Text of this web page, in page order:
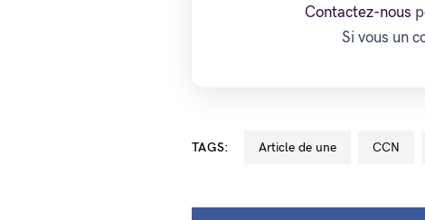
Contactez-nous
Si vous un
TAGS: Article de une CCN